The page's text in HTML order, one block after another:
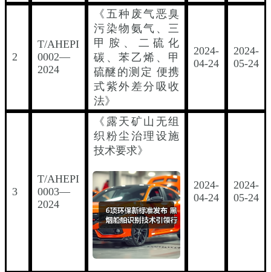
2
T/AHEPI
0002—
2024
《五种废气恶臭
污染物氨气、三
甲胺、二硫化
碳、苯乙烯、甲
硫醚的测定 便携
式紫外差分吸收
法》
2024-
04-24
2024-
05-24
3
T/AHEPI
0003—
2024
《露天矿山无组
织粉尘治理设施
技术要求》
2024-
04-24
2024-
05-24